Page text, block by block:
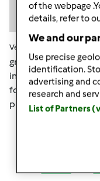
Ven, 02/01/2013 - 15:02
grazie mille avevo
intendevo se era
fornai era solo per
procurerò un po e
Accedio
of the webpage
details, refer to
We and our
Use precise
identification.
advertising and
research and
List of Partners